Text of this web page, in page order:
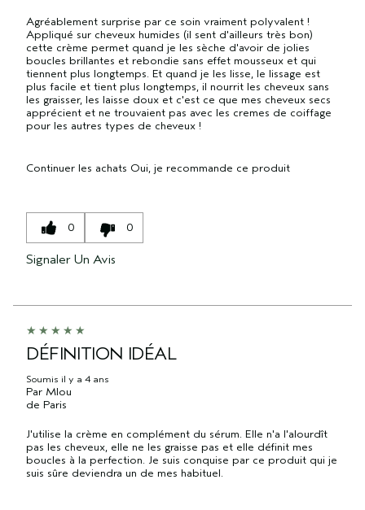
Agréablement surprise par ce soin vraiment polyvalent !
Appliqué sur cheveux humides (il sent d'ailleurs très bon)
cette crème permet quand je les sèche d'avoir de jolies
boucles brillantes et rebondie sans effet mousseux et qui
tiennent plus longtemps. Et quand je les lisse, le lissage est
plus facile et tient plus longtemps, il nourrit les cheveux sans
les graisser, les laisse doux et c'est ce que mes cheveux secs
apprécient et ne trouvaient pas avec les cremes de coiffage
pour les autres types de cheveux !
Continuer les achats Oui, je recommande ce produit
0 0
Signaler Un Avis
DÉFINITION IDÉAL
Soumis il y a 4 ans
Par Mlou
de Paris
J'utilise la crème en complément du sérum. Elle n'a l'alourdît
pas les cheveux, elle ne les graisse pas et elle définit mes
boucles à la perfection. Je suis conquise par ce produit qui je
suis sûre deviendra un de mes habituel.